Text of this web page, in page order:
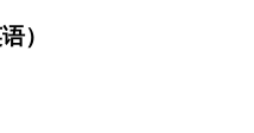
）